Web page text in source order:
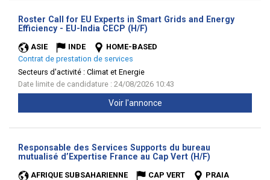
Roster Call for EU Experts in Smart Grids and Energy
Efficiency - EU-India CECP (H/F)
ASIE INDE
HOME-BASED
Contrat de prestation de services
Secteurs d'activité : Climat et Energie
Date limite de candidature : 24/08/2026 10:43
Voir l'annonce
Responsable des Services Supports du bureau
mutualisé d’Expertise France au Cap Vert (H/F)
AFRIQUE SUBSAHARIENNE CAP VERT
PRAIA